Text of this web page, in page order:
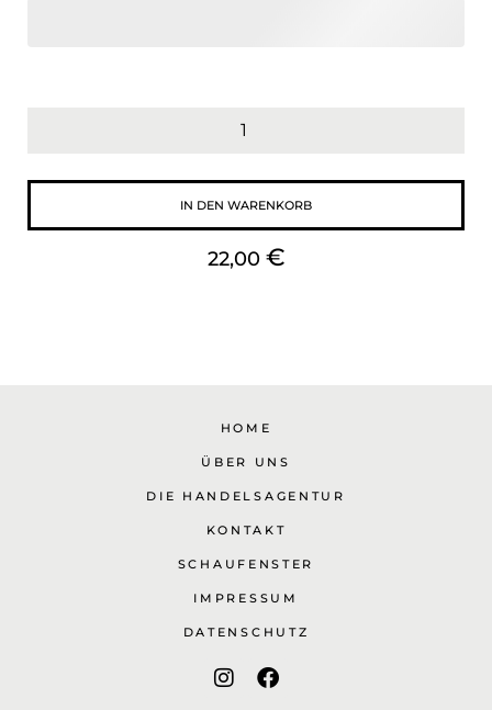
IN DEN WARENKORB
22,00 €
HOME
ÜBER UNS
DIE HANDELSAGENTUR
KONTAKT
SCHAUFENSTER
IMPRESSUM
DATENSCHUTZ